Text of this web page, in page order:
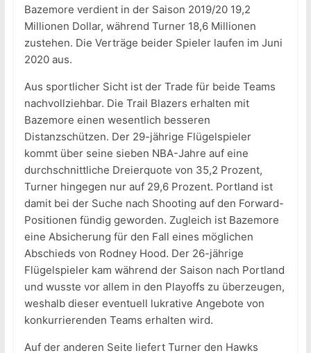
Bazemore verdient in der Saison 2019/20 19,2
Millionen Dollar, während Turner 18,6 Millionen
zustehen. Die Verträge beider Spieler laufen im Juni
2020 aus.
Aus sportlicher Sicht ist der Trade für beide Teams
nachvollziehbar. Die Trail Blazers erhalten mit
Bazemore einen wesentlich besseren
Distanzschützen. Der 29-jährige Flügelspieler
kommt über seine sieben NBA-Jahre auf eine
durchschnittliche Dreierquote von 35,2 Prozent,
Turner hingegen nur auf 29,6 Prozent. Portland ist
damit bei der Suche nach Shooting auf den Forward-
Positionen fündig geworden. Zugleich ist Bazemore
eine Absicherung für den Fall eines möglichen
Abschieds von Rodney Hood. Der 26-jährige
Flügelspieler kam während der Saison nach Portland
und wusste vor allem in den Playoffs zu überzeugen,
weshalb dieser eventuell lukrative Angebote von
konkurrierenden Teams erhalten wird.
Auf der anderen Seite liefert Turner den Hawks